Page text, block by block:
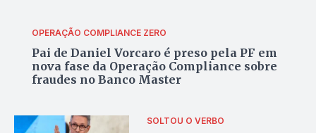
OPERAÇÃO COMPLIANCE ZERO
Pai de Daniel Vorcaro é preso pela PF em
nova fase da Operação Compliance sobre
fraudes no Banco Master
SOLTOU O VERBO